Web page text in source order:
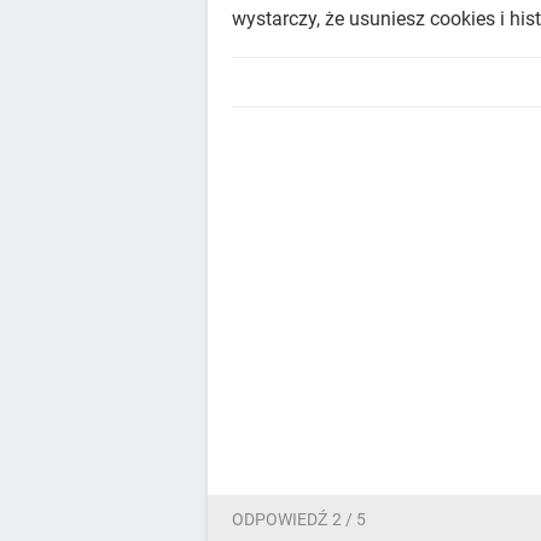
wystarczy, że usuniesz cookies i
ODPOWIEDŹ 2 / 5